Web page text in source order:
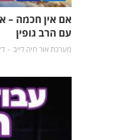
אם אין חכמה –
עם הרב גופין
מערכת אור חיה לייב